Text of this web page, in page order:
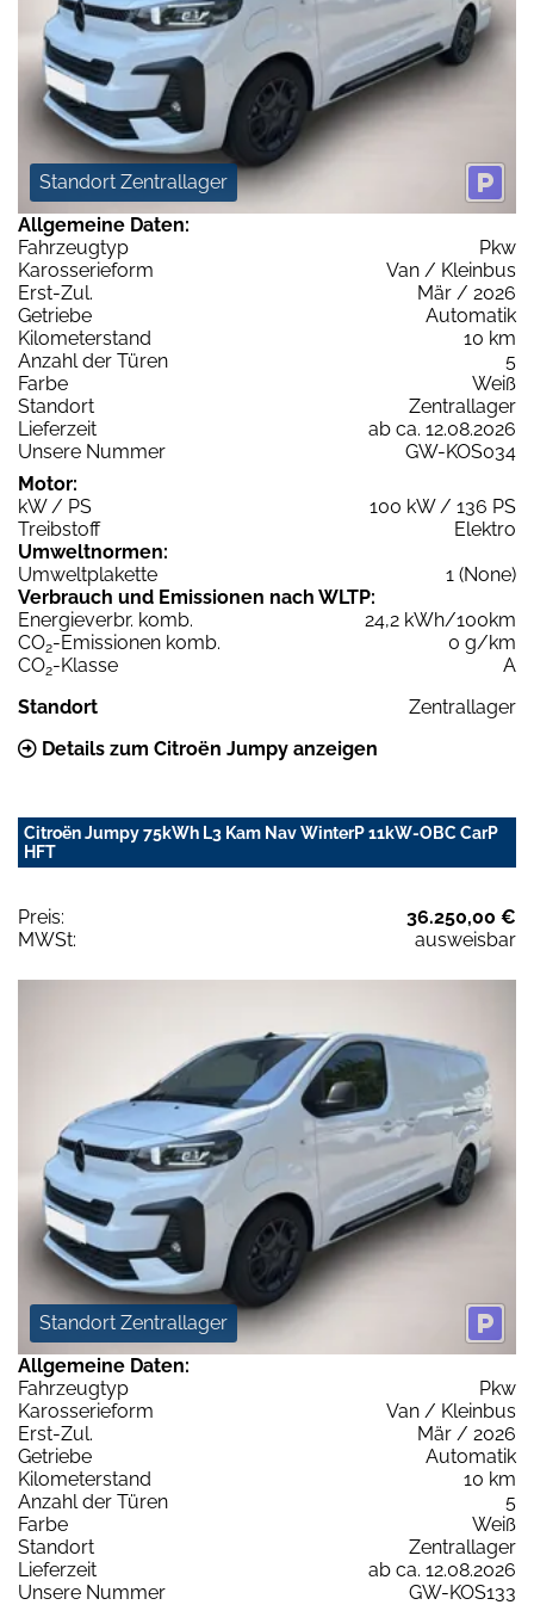
Standort Zentrallager
Allgemeine Daten:
Fahrzeugtyp
Pkw
Karosserieform
Van / Kleinbus
Erst-Zul.
Mär / 2026
Getriebe
Automatik
Kilometerstand
10 km
Anzahl der Türen
5
Farbe
Weiß
Standort
Zentrallager
Lieferzeit
ab ca. 12.08.2026
Unsere Nummer
GW-KOS034
Motor:
kW / PS
100 kW / 136 PS
Treibstoff
Elektro
Umweltnormen:
Umweltplakette
1 (None)
Verbrauch und Emissionen nach WLTP:
Energieverbr. komb.
24,2 kWh/100km
CO2-Emissionen komb.
0 g/km
CO2-Klasse
A
Standort
Zentrallager
Details zum Citroën Jumpy anzeigen
Citroën Jumpy 75kWh L3 Kam Nav WinterP 11kW-OBC CarP
HFT
Preis:
36.250,00 €
MWSt:
ausweisbar
Standort Zentrallager
Allgemeine Daten:
Fahrzeugtyp
Pkw
Karosserieform
Van / Kleinbus
Erst-Zul.
Mär / 2026
Getriebe
Automatik
Kilometerstand
10 km
Anzahl der Türen
5
Farbe
Weiß
Standort
Zentrallager
Lieferzeit
ab ca. 12.08.2026
Unsere Nummer
GW-KOS133